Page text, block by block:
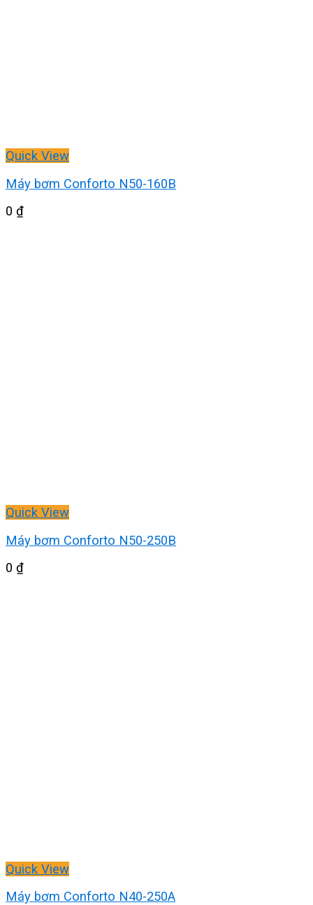
Quick View
Máy bơm Conforto N50-160B
0 ₫
Quick View
Máy bơm Conforto N50-250B
0 ₫
Quick View
Máy bơm Conforto N40-250A